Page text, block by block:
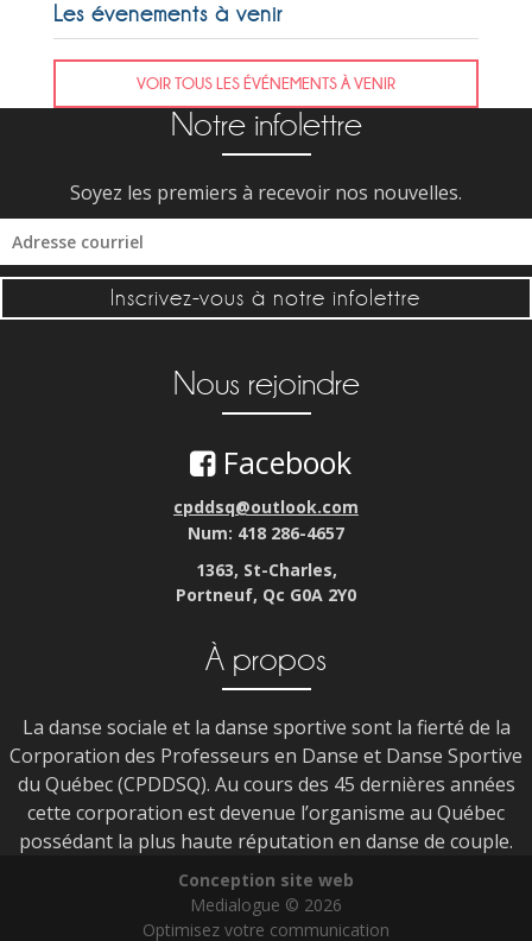
Les évenements à venir
VOIR TOUS LES ÉVÉNEMENTS À VENIR
Notre infolettre
Soyez les premiers à recevoir nos nouvelles.
Inscrivez-vous à notre infolettre
Nous rejoindre
Facebook
cpddsq@outlook.com
Num: 418 286-4657
1363, St-Charles,
Portneuf, Qc G0A 2Y0
À propos
La danse sociale et la danse sportive sont la fierté de la
Corporation des Professeurs en Danse et Danse Sportive
du Québec (CPDDSQ). Au cours des 45 dernières années
cette corporation est devenue l’organisme au Québec
possédant la plus haute réputation en danse de couple.
Conception site web
Medialogue © 2026
Optimisez votre communication